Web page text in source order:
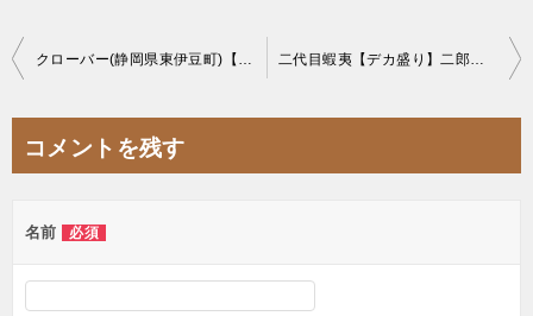
投
ビ
ー
シ
コメントを残す
名前 必須